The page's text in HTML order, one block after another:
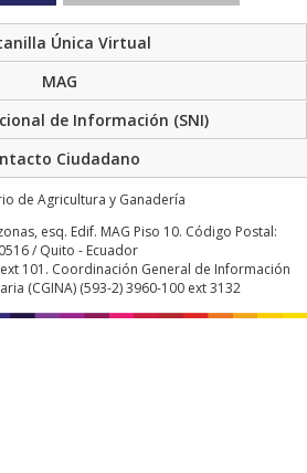
Única Virtual
MAG
de Información (SNI)
Ciudadano
esq. Edif. MAG Piso 10. Código Postal:
/ Quito - Ecuador
101. Coordinación General de Información
(CGINA) (593-2) 3960-100 ext 3132